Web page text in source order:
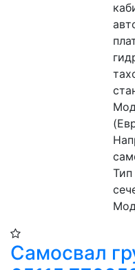
Тип
Самосвал